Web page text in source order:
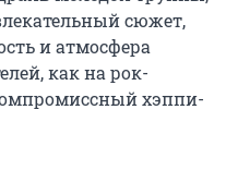
сюжет,
и атмосфера
как на рок-
хэппи-